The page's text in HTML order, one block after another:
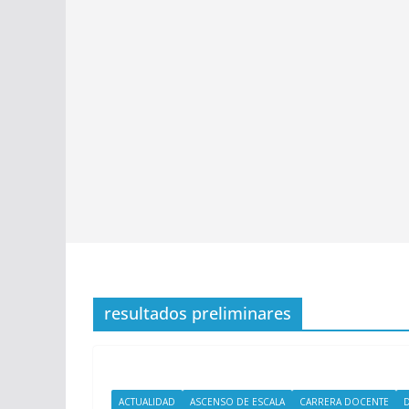
resultados preliminares
ACTUALIDAD ASCENSO DE ESCALA CARRERA DOCENTE